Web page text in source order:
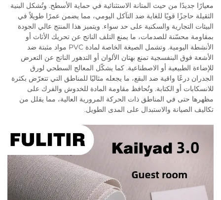
معيارًا جديدًا من حيث المتانة الاستثنائية في حماية الأسطح. وتُشكل البنية
الثقيلة حاجزًا قويًا للغاية ضد التآكل اليومي، مما يضمن عمرًا طويلاً في
البيئات التجارية والسكنية على حد سواء. ويتميز هذا المنتج عالي الجودة
بمقاومة محسّنة للصدمات، ما يمنع التلف الناتج عن تحريك الأثاث أو
الأنشطة اليومية. وتشمل الصيغة الخاصة لمادة PVC مواد مثبتة ضد
الأشعة فوق البنفسجية تمنع بهتان الألوان أو التدهور الناتج عن التعرض
للإضاءة الطبيعية أو الاصطناعية. كما يشكّل المعالج السطحي لورق
الجدران درعًا واقية ضد البقع، ما يجعله مثاليًا للمناطق التي تتعرّض بكثرة
للانسكابات أو الكتابة. وتُحافظ مقاومة المادة للخدوش والفرك على
مظهرها حتى في المناطق ذات الحركة المرورية العالية، مما يقلل من
تكاليف الصيانة والاستبدال على المدى الطويل.